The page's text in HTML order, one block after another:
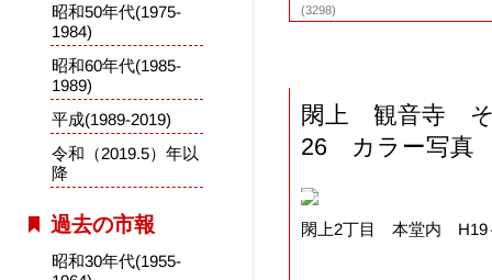
昭和50年代(1975-
1984)
昭和60年代(1985-
1989)
平成(1989-2019)
令和（2019.5）年以
降
過去の市報
昭和30年代(1955-
(3298)
閖上 観音寺
26 カラー写真
閖上2丁目 本堂内 H19